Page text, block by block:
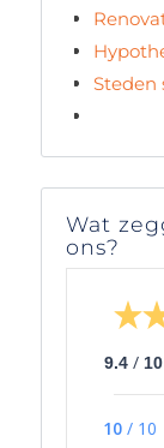
Steden
Wat
ons?
9.4 / 10
10 / 10